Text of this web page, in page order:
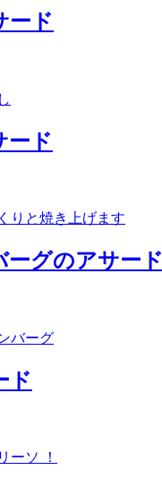
ード
ード
りと焼き上げます
ーグのアサード
バーグ
ド
ーソ ！